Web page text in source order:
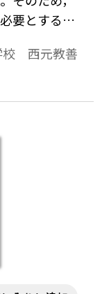
要とする講
，某私大の
学Ⅲ履修者）
苦労を思い
にして考
数式エデ
ド文書で数
Tosho数式
が必要で
こちら
校 西元教善